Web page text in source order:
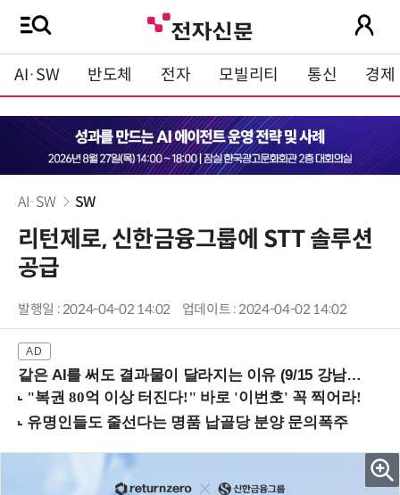
AI·SW 반도체 전자 모빌리티 통신 경제
AI·SW SW
리턴제로, 신한금융그룹에 STT 솔루션
공급
발행일 : 2024-04-02 14:02 업데이트 : 2024-04-02 14:02
같은 AI를 써도 결과물이 달라지는 이유 (9/15 강남역)